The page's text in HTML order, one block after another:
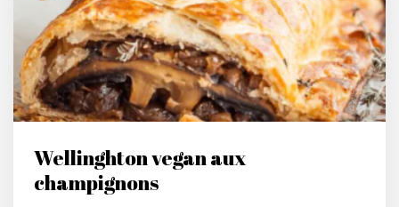
Wellinghton vegan aux
champignons